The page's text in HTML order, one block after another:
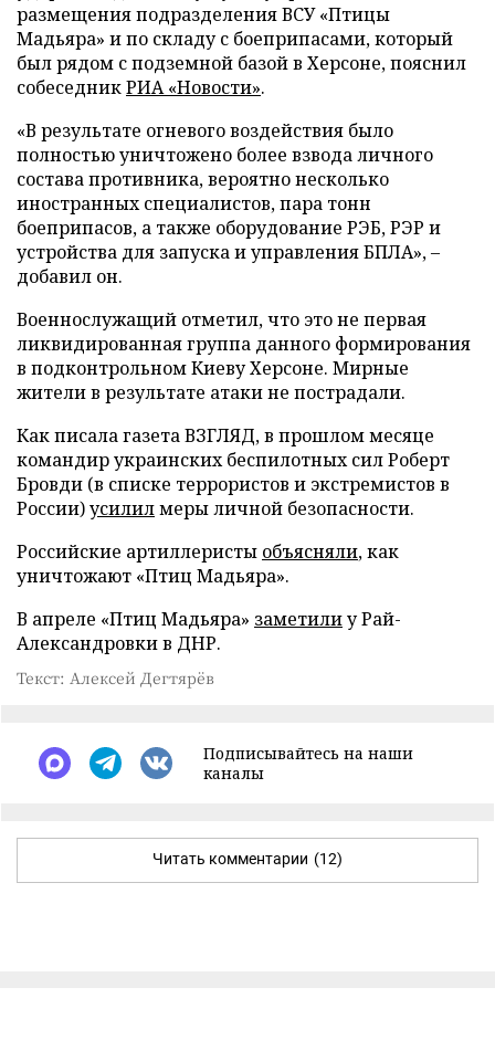
размещения подразделения ВСУ «Птицы
Мадьяра» и по складу с боеприпасами, который
был рядом с подземной базой в Херсоне, пояснил
собеседникРИА «Новости».
«В результате огневого воздействия было
полностью уничтожено более взвода личного
состава противника, вероятно несколько
иностранных специалистов, пара тонн
боеприпасов, а также оборудование РЭБ, РЭР и
устройства для запуска и управления БПЛА», –
добавил он.
Военнослужащий отметил, что это не первая
ликвидированная группа данного формирования
в подконтрольном Киеву Херсоне. Мирные
жители в результате атаки не пострадали.
Как писала газета ВЗГЛЯД, в прошлом месяце
командир украинских беспилотных сил Роберт
Бровди (в списке террористов и экстремистов в
России)усилилмеры личной безопасности.
Российские артиллеристы объясняли, как
уничтожают «Птиц Мадьяра».
В апреле «Птиц Мадьяра» заметилиу Рай-
Александровки в ДНР.
Текст: Алексей Дегтярёв
Подписывайтесь на наши
каналы
Читать комментарии (12)